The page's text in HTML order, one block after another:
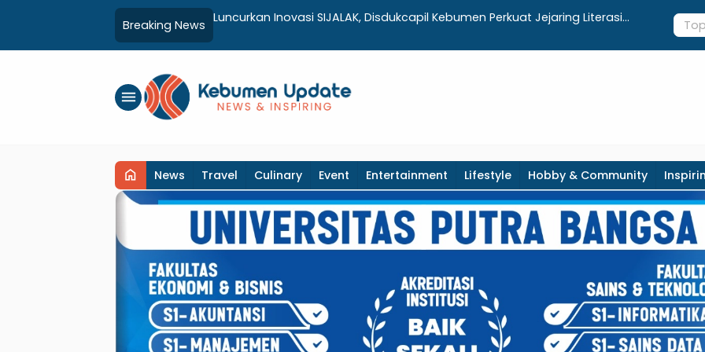
Breaking News
Aparat dan Warga
Luncurkan Inovasi SIJALAK, Disdukcapil Kebumen Perkuat Jejaring Literasi
Dari
menu
home News Travel Culinary Event Entertainment Lifestyle Hobby & Community